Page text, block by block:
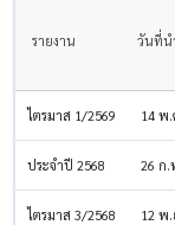
รายงาน วันที่น
ไตรมาส 1/2569 14 พ.
ประจำปี 2568 26 ก.
ไตรมาส 3/2568 12 พ.